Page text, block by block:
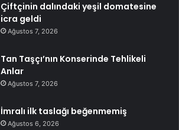
Çiftçinin dalındaki yeşil domatesine
icra geldi
Ağustos 7, 2026
Tan Taşçı’nın Konserinde Tehlikeli
Anlar
Ağustos 7, 2026
İmralı ilk taslağı beğenmemiş
Ağustos 6, 2026